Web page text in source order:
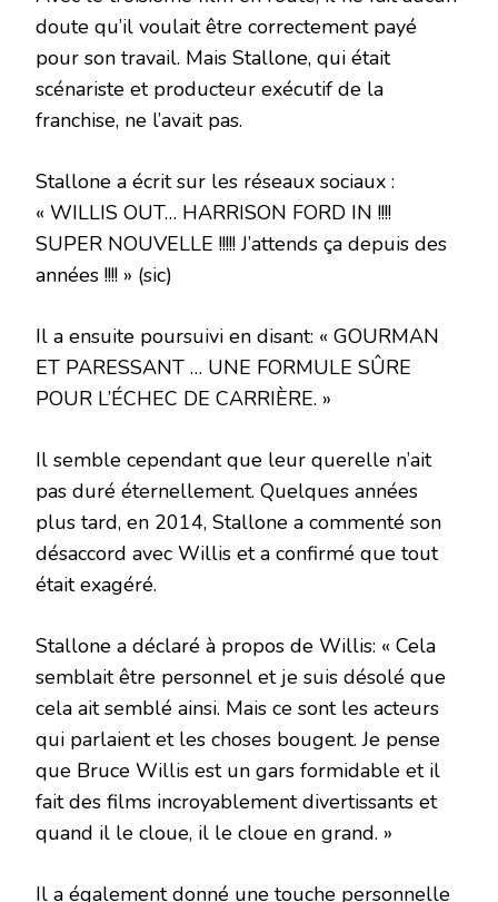
doute qu’il voulait être correctement payé
pour son travail. Mais Stallone, qui était
scénariste et producteur exécutif de la
franchise, ne l’avait pas.
Stallone a écrit sur les réseaux sociaux :
« WILLIS OUT… HARRISON FORD IN !!!!
SUPER NOUVELLE !!!!! J’attends ça depuis des
années !!!! » (sic)
Il a ensuite poursuivi en disant: « GOURMAN
ET PARESSANT … UNE FORMULE SÛRE
POUR L’ÉCHEC DE CARRIÈRE. »
Il semble cependant que leur querelle n’ait
pas duré éternellement. Quelques années
plus tard, en 2014, Stallone a commenté son
désaccord avec Willis et a confirmé que tout
était exagéré.
Stallone a déclaré à propos de Willis: « Cela
semblait être personnel et je suis désolé que
cela ait semblé ainsi. Mais ce sont les acteurs
qui parlaient et les choses bougent. Je pense
que Bruce Willis est un gars formidable et il
fait des films incroyablement divertissants et
quand il le cloue, il le cloue en grand. »
Il a également donné une touche personnelle